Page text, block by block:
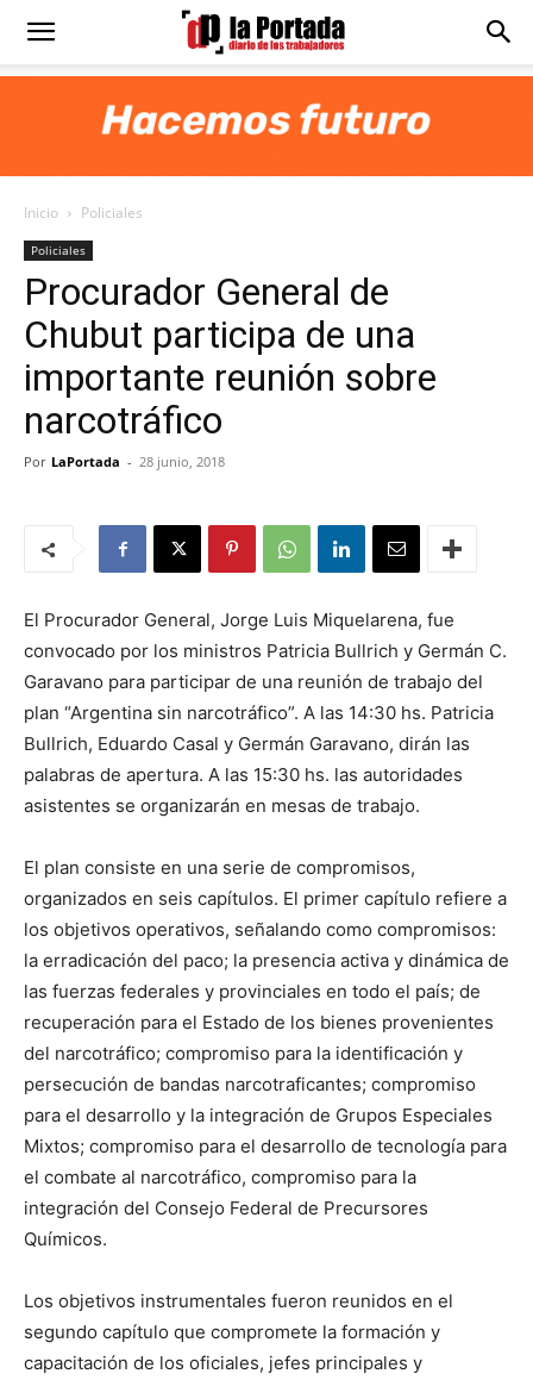
Diario
Portada
Inicio Policiales
Policiales
Procurador General de
Chubut participa de una
importante reunión sobre
narcotráfico
Por LaPortada - 28 junio, 2018
El Procurador General, Jorge Luis Miquelarena, fue
convocado por los ministros Patricia Bullrich y Germán C.
Garavano para participar de una reunión de trabajo del
plan “Argentina sin narcotráfico”. A las 14:30 hs. Patricia
Bullrich, Eduardo Casal y Germán Garavano, dirán las
palabras de apertura. A las 15:30 hs. las autoridades
asistentes se organizarán en mesas de trabajo.
El plan consiste en una serie de compromisos,
organizados en seis capítulos. El primer capítulo refiere a
los objetivos operativos, señalando como compromisos:
la erradicación del paco; la presencia activa y dinámica de
las fuerzas federales y provinciales en todo el país; de
recuperación para el Estado de los bienes provenientes
del narcotráfico; compromiso para la identificación y
persecución de bandas narcotraficantes; compromiso
para el desarrollo y la integración de Grupos Especiales
Mixtos; compromiso para el desarrollo de tecnología para
el combate al narcotráfico, compromiso para la
integración del Consejo Federal de Precursores
Químicos.
Los objetivos instrumentales fueron reunidos en el
segundo capítulo que compromete la formación y
capacitación de los oficiales, jefes principales y